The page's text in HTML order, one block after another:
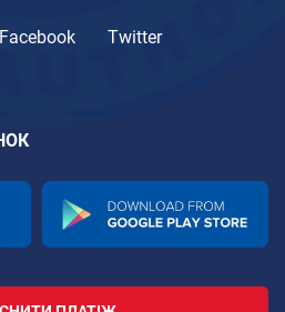
Facebook
Twitter